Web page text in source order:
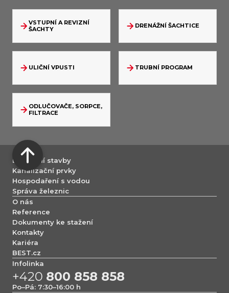
VSTUPNÍ A REVIZNÍ
ŠACHTY
DRENÁŽNÍ ŠACHTICE
ULIČNÍ VPUSTI TRUBNÍ PROGRAM
ODLUČOVAČE, SORPCE,
FILTRACE
Dopravní stavby
Kanalizační prvky
Hospodaření s vodou
Správa železnic
O nás
Reference
Dokumenty ke stažení
Kontakty
Kariéra
BEST.cz
Infolinka
+420 800 858 858
Po–Pá: 7:30–16:00 h